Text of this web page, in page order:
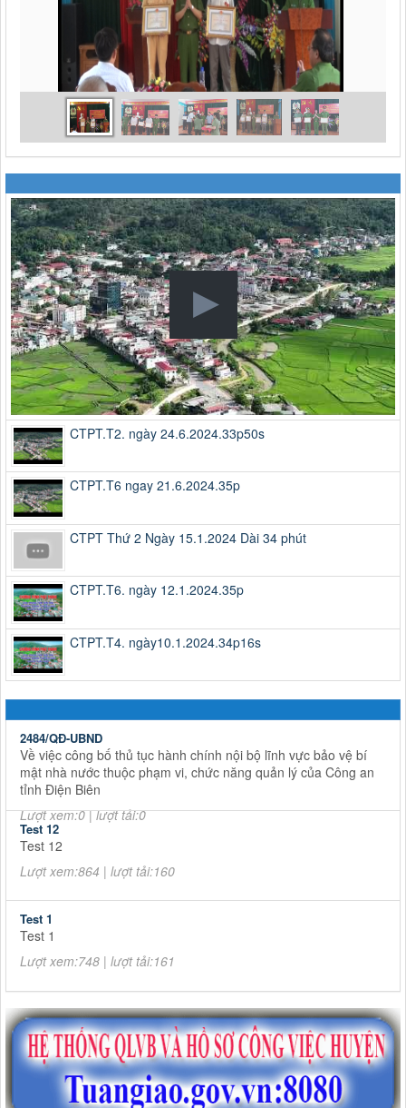
CTPT.T2. ngày 24.6.2024.33p50s
CTPT.T6 ngay 21.6.2024.35p
CTPT Thứ 2 Ngày 15.1.2024 Dài 34 phút
CTPT.T6. ngày 12.1.2024.35p
CTPT.T4. ngày10.1.2024.34p16s
2484/QĐ-UBND
Về việc công bố thủ tục hành chính nội bộ lĩnh vực bảo vệ bí
mật nhà nước thuộc phạm vi, chức năng quản lý của Công an
tỉnh Điện Biên
Lượt xem:0 | lượt tải:0
Test 12
Test 12
Lượt xem:864 | lượt tải:160
Test 1
Test 1
Lượt xem:748 | lượt tải:161